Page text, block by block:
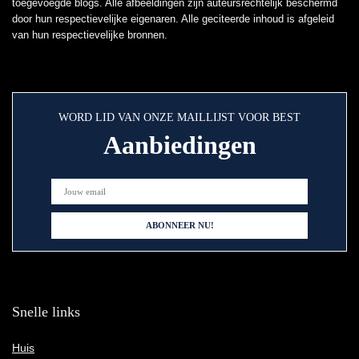
toegevoegde blogs. Alle afbeeldingen zijn auteursrechtelijk beschermd
door hun respectievelijke eigenaren. Alle geciteerde inhoud is afgeleid
van hun respectievelijke bronnen.
WORD LID VAN ONZE MAILLIJST VOOR BEST
Aanbiedingen
Snelle links
Huis